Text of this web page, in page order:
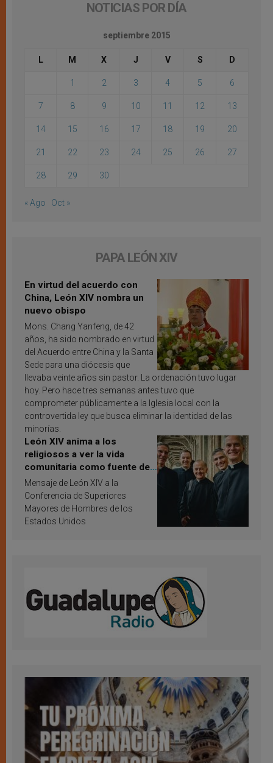
NOTICIAS POR DÍA
septiembre 2015
L M X J V S D
1 2 3 4 5 6
7 8 9 10 11 12 13
14 15 16 17 18 19 20
21 22 23 24 25 26 27
28 29 30
« Ago Oct »
PAPA LEÓN XIV
En virtud del acuerdo con
China, León XIV nombra un
nuevo obispo
Mons. Chang Yanfeng, de 42
años, ha sido nombrado en virtud
del Acuerdo entre China y la Santa
Sede para una diócesis que
llevaba veinte años sin pastor. La ordenación tuvo lugar
hoy. Pero hace tres semanas antes tuvo que
comprometer públicamente a la Iglesia local con la
controvertida ley que busca eliminar la identidad de las
minorías.
León XIV anima a los
religiosos a ver la vida
comunitaria como fuente de
inspiración y santificación
Mensaje de León XIV a la
Conferencia de Superiores
Mayores de Hombres de los
Estados Unidos